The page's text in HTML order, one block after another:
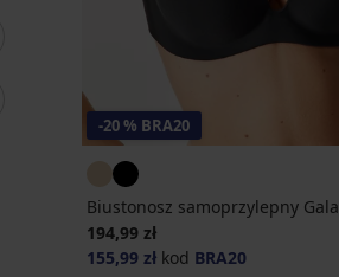
-20 % BRA20
Biustonosz samoprzylepny Gala
194,99 zł
155,99 zł kod BRA20